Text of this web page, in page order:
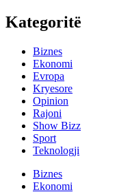
Kategoritë
Biznes
Ekonomi
Evropa
Kryesore
Opinion
Rajoni
Show Bizz
Sport
Teknologji
Biznes
Ekonomi